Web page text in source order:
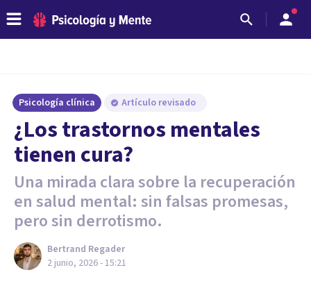
Psicología clínica Artículo revisado
¿Los trastornos mentales
tienen cura?
Una mirada clara sobre la recuperación
en salud mental: sin falsas promesas,
pero sin derrotismo.
Bertrand Regader
2 junio, 2026 - 15:21